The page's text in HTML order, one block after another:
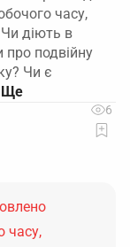
часу,
діють в
про подвійну
Чи є
6
часу,